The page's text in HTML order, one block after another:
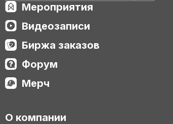
Мероприятия
Видеозаписи
Биржа заказов
Форум
Мерч
О компании